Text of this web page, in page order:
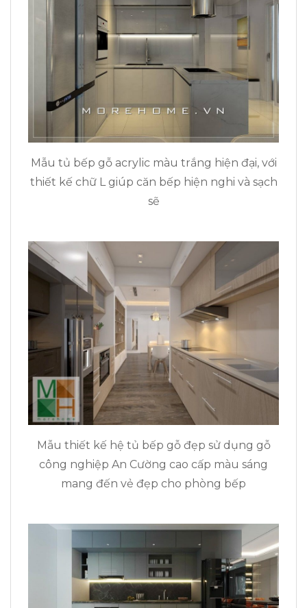
Mẫu tủ bếp gỗ acrylic màu trắng hiện đại, với
thiết kế chữ L giúp căn bếp hiện nghi và sạch
sẽ
Mẫu thiết kế hệ tủ bếp gỗ đẹp sử dụng gỗ
công nghiệp An Cường cao cấp màu sáng
mang đến vẻ đẹp cho phòng bếp